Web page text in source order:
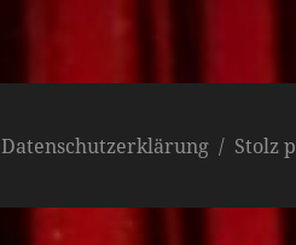
Datenschutzerklärung Stolz